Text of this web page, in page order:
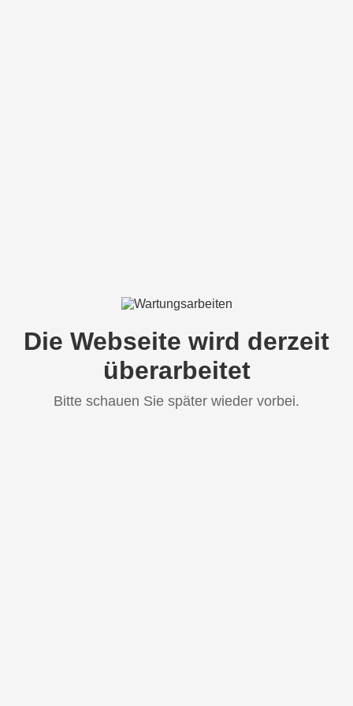
Die Webseite wird derzeit
überarbeitet
Bitte schauen Sie später wieder vorbei.